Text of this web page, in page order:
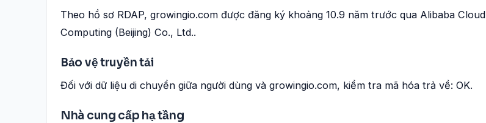
Theo hồ sơ RDAP, growingio.com được đăng ký khoảng 10.9 năm trước qua Alibaba Cloud
Computing (Beijing) Co., Ltd..
Bảo vệ truyền tải
Đối với dữ liệu di chuyển giữa người dùng và growingio.com, kiểm tra mã hóa trả về: OK.
Nhà cung cấp hạ tầng